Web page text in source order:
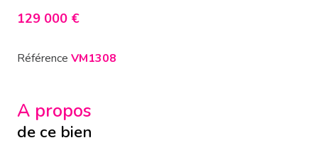
129 000 €
Référence VM1308
A propos
de ce bien